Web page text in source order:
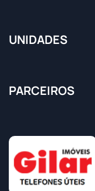
UNIDADES
PARCEIROS